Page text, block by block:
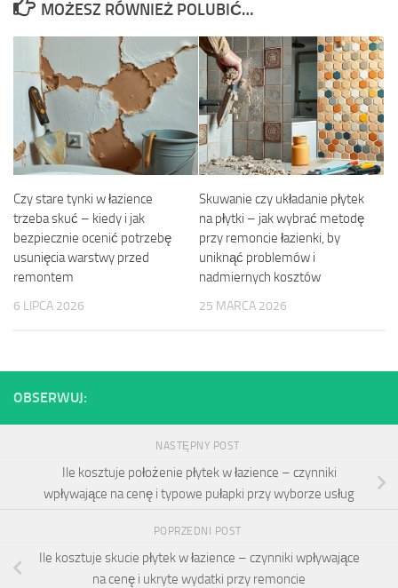
MOŻESZ RÓWNIEŻ POLUBIĆ…
Czy stare tynki w łazience
trzeba skuć – kiedy i jak
bezpiecznie ocenić potrzebę
usunięcia warstwy przed
remontem
6 LIPCA 2026
Skuwanie czy układanie płytek
na płytki – jak wybrać metodę
przy remoncie łazienki, by
uniknąć problemów i
nadmiernych kosztów
25 MARCA 2026
OBSERWUJ:
NASTĘPNY POST
Ile kosztuje położenie płytek w łazience – czynniki
wpływające na cenę i typowe pułapki przy wyborze usług
POPRZEDNI POST
Ile kosztuje skucie płytek w łazience – czynniki wpływające
na cenę i ukryte wydatki przy remoncie